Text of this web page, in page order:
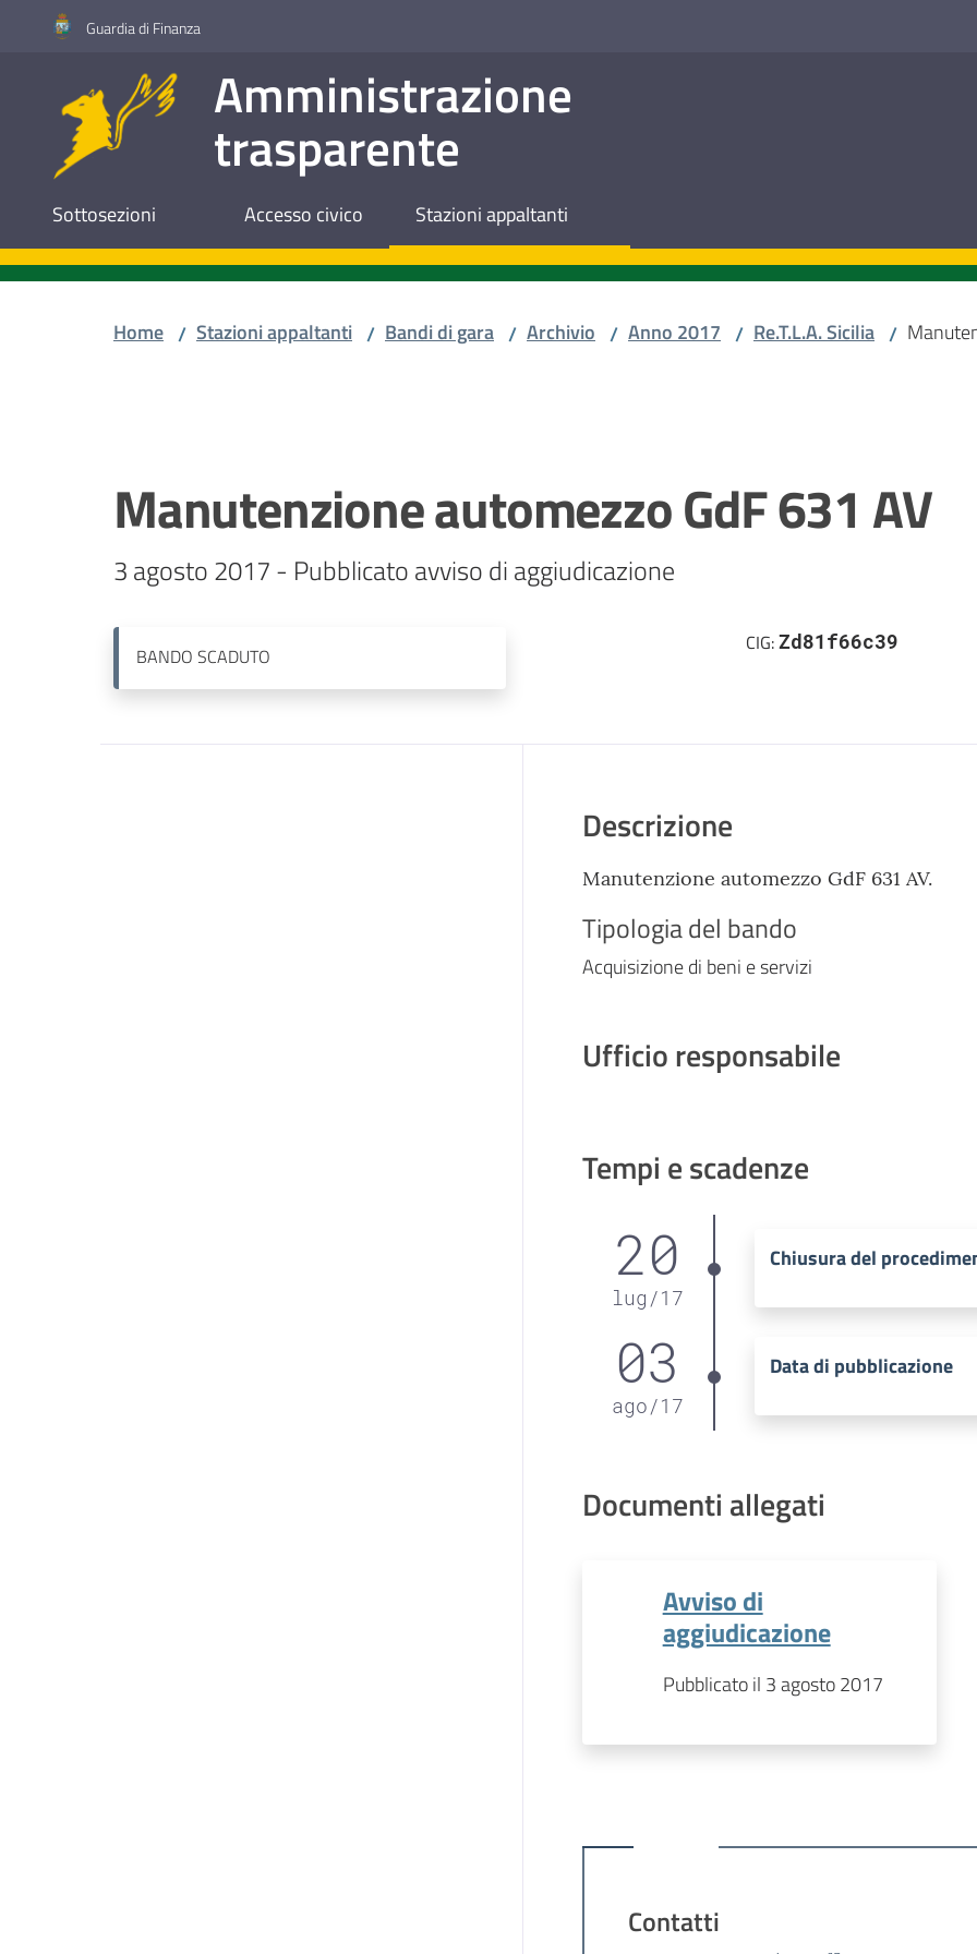
Vai al contenuto
Vai alla navigazione
Vai al footerGuardia di Finanza
Amministrazione
trasparente
Sottosezioni Accesso civico Stazioni appaltanti
Home / Stazioni appaltanti / Bandi di gara / Archivio / Anno 2017 / Re.T.L.A. Sicilia /
Manutenzione automezzo GdF 631 AV
3 agosto 2017 - Pubblicato avviso di aggiudicazione
BANDO SCADUTO
CIG:Zd81f66c39
Descrizione
Manutenzione automezzo GdF 631 AV.
Tipologia del bando
Acquisizione di beni e servizi
Ufficio responsabile
Tempi e scadenze
20
lug /17
Chiusura del
03
ago/17
Data di pubblicazione
Documenti allegati
Avviso di
aggiudicazione
Pubblicato il 3 agosto 2017
Contatti